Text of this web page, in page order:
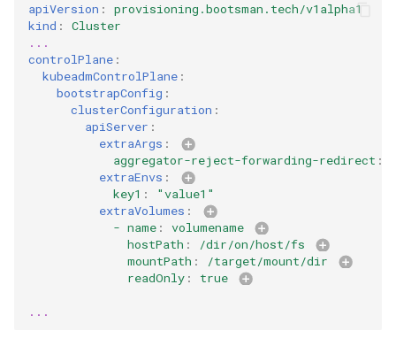
apiVersion :
provisioning.bootsman.tech/v1alpha1
kind :
Cluster
...
controlPlane :
kubeadmControlPlane :
bootstrapConfig :
clusterConfiguration :
apiServer :
extraArgs :
aggregator-reject-forwarding-redirect :
extraEnvs :
key1 :
"value1"
extraVolumes :
- name :
volumename
hostPath :
/dir/on/host/fs
mountPath :
/target/mount/dir
readOnly : true
...